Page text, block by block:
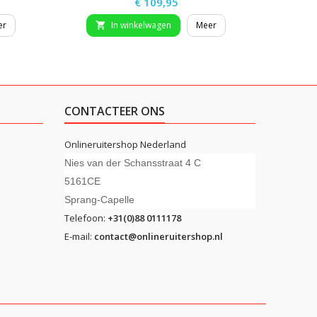
 In winkelwagen Meer
CONTACTEER ONS
Onlineruitershop Nederland
Nies van der Schansstraat 4 C
5161CE
Sprang-Capelle
Telefoon: +31(0)88 0111178
E-mail: contact@onlineruitershop.nl